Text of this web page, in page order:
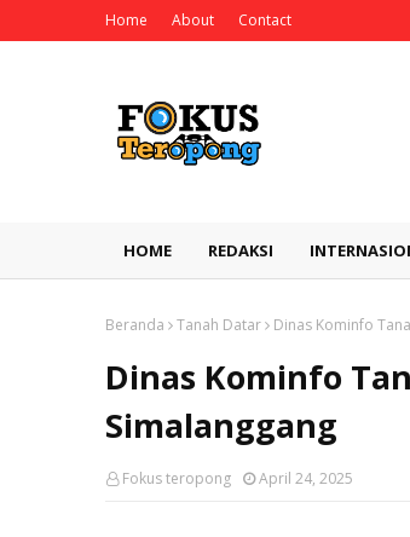
Home About Contact
HOME REDAKSI
Beranda Tanah Datar Dinas Kominfo
Dinas Kominfo
Simalanggang
Fokus teropong April 24, 2025